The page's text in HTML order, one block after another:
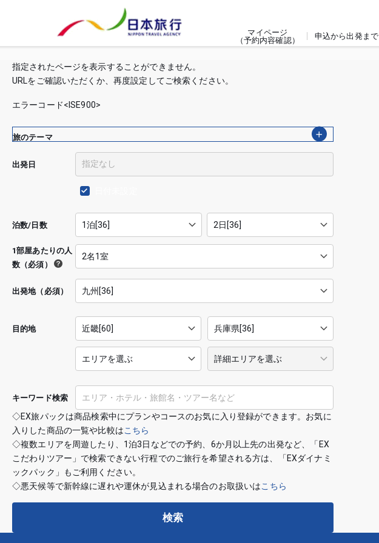
マイページ
（予約内容確認）
申込から出発まで
指定されたページを表示することができません。
URLをご確認いただくか、再度設定してご検索ください。
エラーコード<ISE900>
出発地（必須）
出発日
泊数/日数
1部屋あたりの人
数（必須）
目的地
キーワード検索
旅のテーマ
◇EX旅パックは商品検索中にプランやコースのお気に入り登録ができます。お気に
入りした商品の一覧や比較はこちら
◇複数エリアを周遊したり、1泊3日などでの予約、6か月以上先の出発など、「EX
こだわりツアー」で検索できない行程でのご旅行を希望される方は、「EXダイナミ
ックパック」もご利用ください。
◇悪天候等で新幹線に遅れや運休が見込まれる場合のお取扱いはこちら
検索